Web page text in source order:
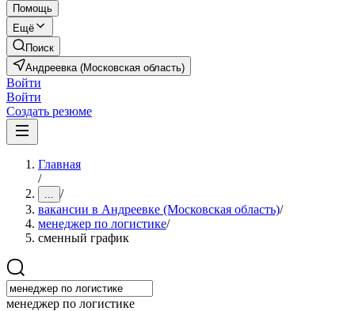
Помощь
Ещё
Поиск
Андреевка (Московская область)
Войти
Войти
Создать резюме
Главная
/
... /
вакансии в Андреевке (Московская область)/
менеджер по логистике/
сменный график
менеджер по логистике